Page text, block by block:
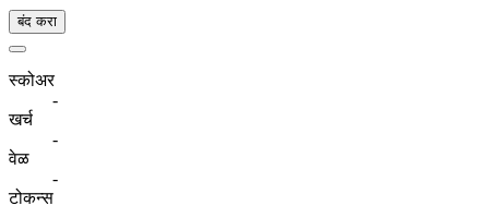
बंद करा
स्कोअर
-
खर्च
-
वेळ
-
टोकन्स